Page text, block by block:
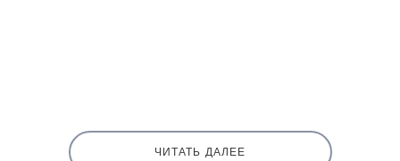
ЧИТАТЬ ДАЛЕЕ